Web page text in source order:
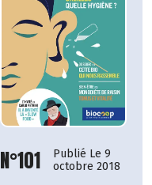
N°101
Publié Le 9
octobre 2018